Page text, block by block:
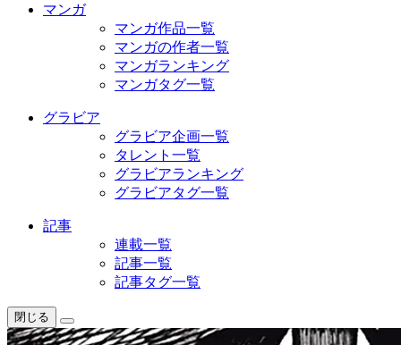
マンガ
マンガ作品一覧
マンガの作者一覧
マンガランキング
マンガタグ一覧
グラビア
グラビア企画一覧
タレント一覧
グラビアランキング
グラビアタグ一覧
記事
連載一覧
記事一覧
記事タグ一覧
閉じる